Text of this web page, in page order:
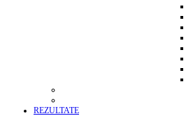
REZULTATE